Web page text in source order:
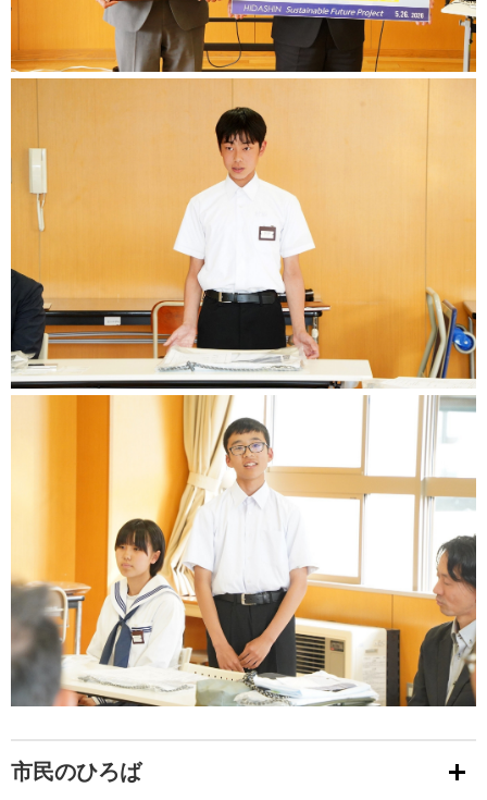
市民のひろば